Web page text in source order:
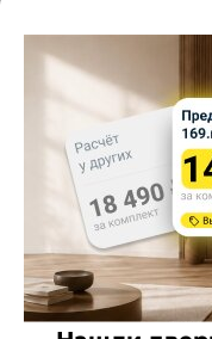
+7 (495) 984-16-
Заказать звонок
Стать дилером
Расскажите о нас
Оцените магазин